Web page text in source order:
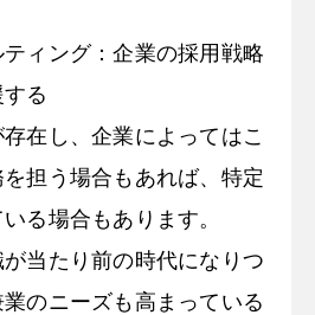
ィング：企業の採用戦略
る
在し、企業によってはこ
担う場合もあれば、特定
る場合もあります。
当たり前の時代になりつ
のニーズも高まっている